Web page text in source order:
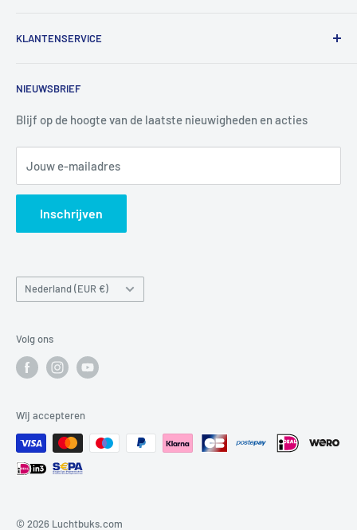
Utrechtlaan 9
Tel:+31 6 345 30 448
Mail:info@luchtbuks.com
KLANTENSERVICE
Informatie
Privacybeleid
Verzendbeleid
Search
NIEUWSBRIEF
Blijf op de hoogte van de laatste nieuwigheden en acties
Jouw e-mailadres
Inschrijven
Land/regio
Nederland (EUR €)
Volg ons
Wij accepteren
© 2026 Luchtbuks.com